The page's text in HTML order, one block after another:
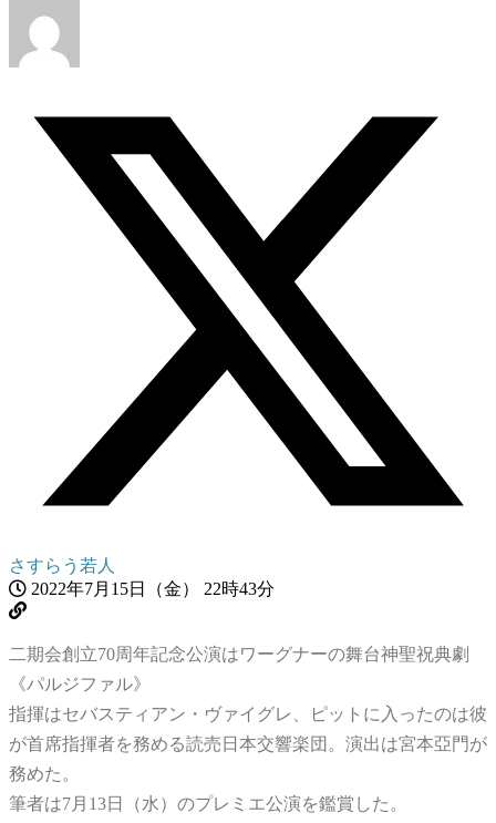
さすらう若人
2022年7月15日（金） 22時43分
二期会創立70周年記念公演はワーグナーの舞台神聖祝典劇
《パルジファル》
指揮はセバスティアン・ヴァイグレ、ピットに入ったのは彼
が首席指揮者を務める読売日本交響楽団。演出は宮本亞門が
務めた。
筆者は7月13日（水）のプレミエ公演を鑑賞した。